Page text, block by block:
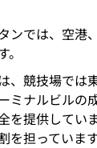
ンでは、空港
、競技場では
ミナルビルの
を提供してい
担っています